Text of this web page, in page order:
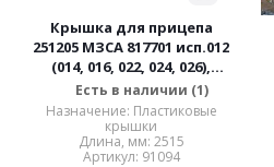
Крышка для прицепа
251205 МЗСА 817701 исп.012
(014, 016, 022, 024, 026),
817730 исп.012 (022) Н=500
(680) мм
Есть в наличии (1)
Назначение: Пластиковые
крышки
Длина, мм: 2515
Артикул: 91094